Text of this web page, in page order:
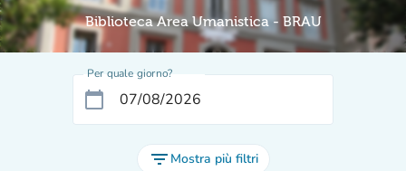
Biblioteca Area Umanistica - BRAU
Per quale giorno?
calendar_today
filter_list Mostra più filtri